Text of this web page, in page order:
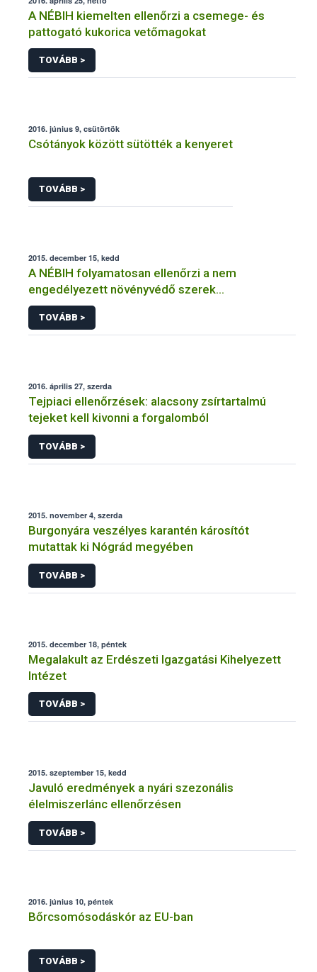
A NÉBIH kiemelten ellenőrzi a csemege- és
pattogató kukorica vetőmagokat
TOVÁBB >
2016. június 9, csütörtök
Csótányok között sütötték a kenyeret
TOVÁBB >
2015. december 15, kedd
A NÉBIH folyamatosan ellenőrzi a nem
engedélyezett növényvédő szerek
forgalmazását és felhasználását
TOVÁBB >
2016. április 27, szerda
Tejpiaci ellenőrzések: alacsony zsírtartalmú
tejeket kell kivonni a forgalomból
TOVÁBB >
2015. november 4, szerda
Burgonyára veszélyes karantén károsítót
mutattak ki Nógrád megyében
TOVÁBB >
2015. december 18, péntek
Megalakult az Erdészeti Igazgatási Kihelyezett
Intézet
TOVÁBB >
2015. szeptember 15, kedd
Javuló eredmények a nyári szezonális
élelmiszerlánc ellenőrzésen
TOVÁBB >
2016. június 10, péntek
Bőrcsomósodáskór az EU-ban
TOVÁBB >